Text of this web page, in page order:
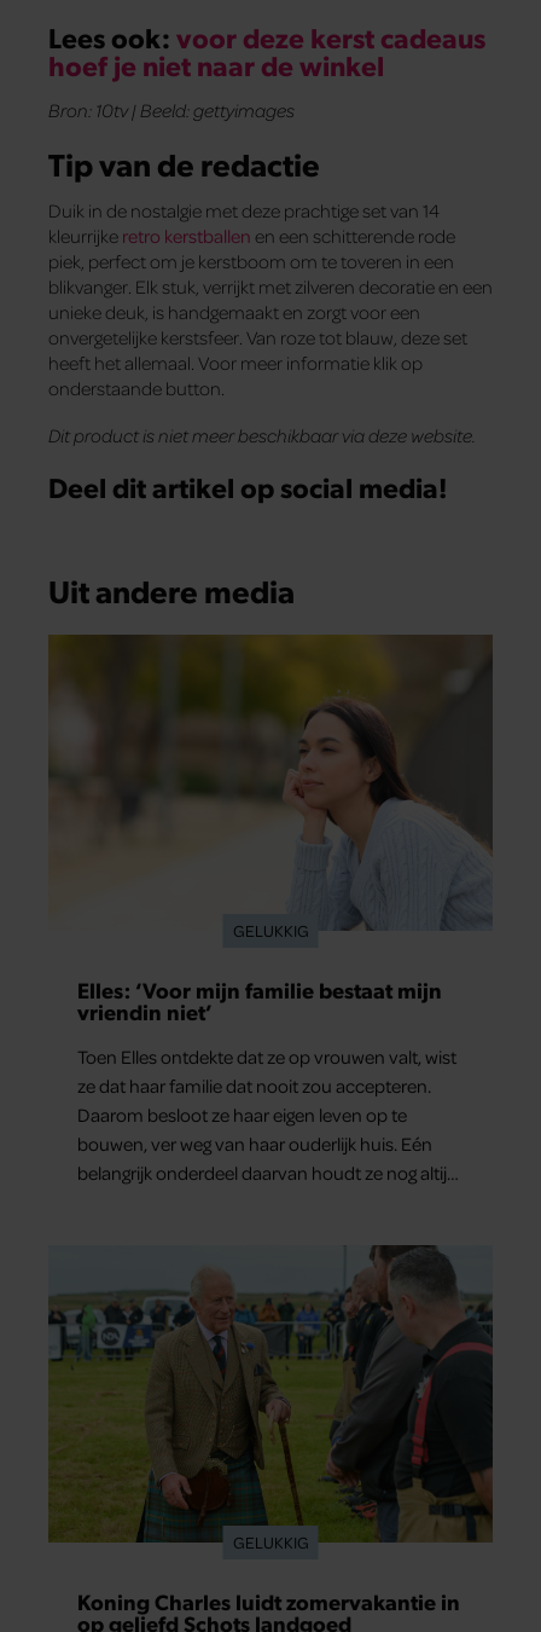
Lees ook:voor deze kerst cadeaus
hoef je niet naar de winkel
Bron: 10tv | Beeld: gettyimages
Tip van de redactie
Duik in de nostalgie met deze prachtige set van 14
kleurrijke retro kerstballen en een schitterende rode
piek, perfect om je kerstboom om te toveren in een
blikvanger. Elk stuk, verrijkt met zilveren decoratie en een
unieke deuk, is handgemaakt en zorgt voor een
onvergetelijke kerstsfeer. Van roze tot blauw, deze set
heeft het allemaal. Voor meer informatie klik op
onderstaande button.
Dit product is niet meer beschikbaar via deze website.
Deel dit artikel op social media!
Uit andere media
GELUKKIG
Elles: ‘Voor mijn familie bestaat mijn
vriendin niet’
Toen Elles ontdekte dat ze op vrouwen valt, wist
ze dat haar familie dat nooit zou accepteren.
Daarom besloot ze haar eigen leven op te
bouwen, ver weg van haar ouderlijk huis. Eén
belangrijk onderdeel daarvan houdt ze nog altijd
GELUKKIG
Koning Charles luidt zomervakantie in
op geliefd Schots landgoed